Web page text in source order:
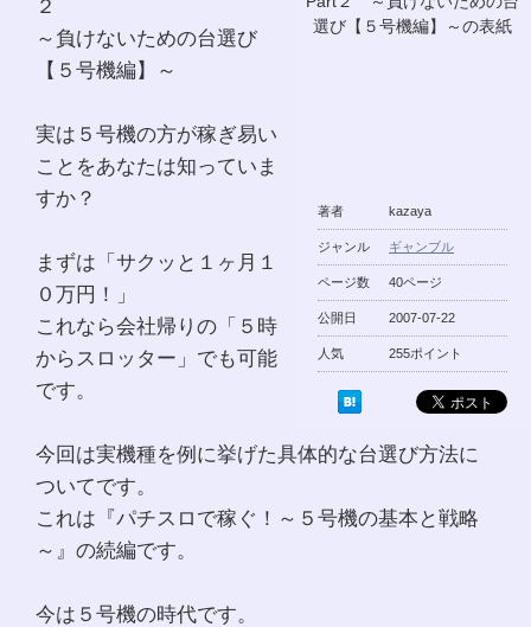
著者 kazaya
ジャンル ギャンブル
ページ数 40ページ
公開日 2007-07-22
人気 255ポイント
２
～負けないための台選び
【５号機編】～
実は５号機の方が稼ぎ易い
ことをあなたは知っていま
すか？
まずは「サクッと１ヶ月１
０万円！」
これなら会社帰りの「５時
からスロッター」でも可能
です。
今回は実機種を例に挙げた具体的な台選び方法に
ついてです。
これは『パチスロで稼ぐ！～５号機の基本と戦略
～』の続編です。
今は５号機の時代です。